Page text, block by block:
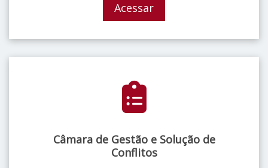
Acessar
Câmara de Gestão e Solução de
Conflitos